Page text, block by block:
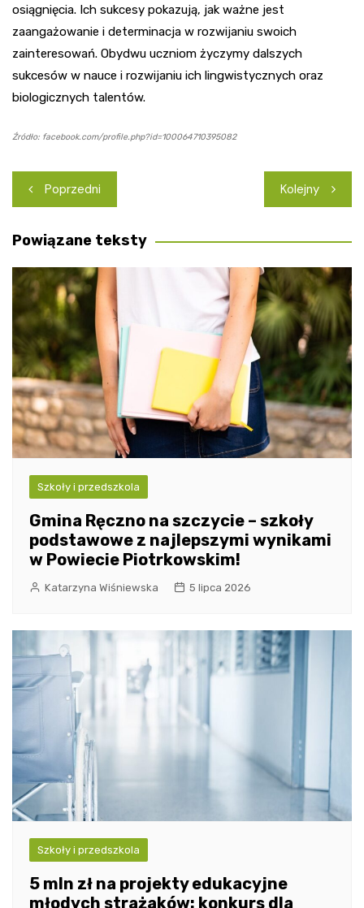
osiągnięcia. Ich sukcesy pokazują, jak ważne jest
zaangażowanie i determinacja w rozwijaniu swoich
zainteresowań. Obydwu uczniom życzymy dalszych
sukcesów w nauce i rozwijaniu ich lingwistycznych oraz
biologicznych talentów.
Źródło: facebook.com/profile.php?id=100064710395082
Nawigacja
wpisu
Poprzedni Kolejny
Powiązane teksty
Szkoły i przedszkola
Gmina Ręczno na szczycie – szkoły
podstawowe z najlepszymi wynikami
w Powiecie Piotrkowskim!
Katarzyna Wiśniewska 5 lipca 2026
Szkoły i przedszkola
5 mln zł na projekty edukacyjne
młodych strażaków: konkurs dla